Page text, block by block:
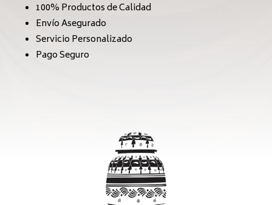
100% Productos de Calidad
Envío Asegurado
Servicio Personalizado
Pago Seguro